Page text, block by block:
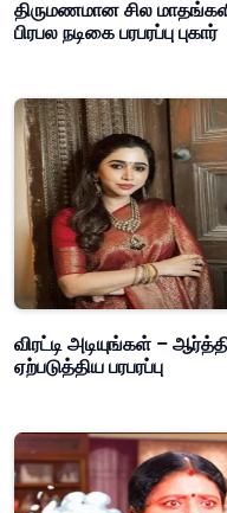
பிரபல நடிகை பரபரப்பு புகார்
விரட்டி அடியுங்கள் –
ஏற்படுத்திய பரபரப்பு